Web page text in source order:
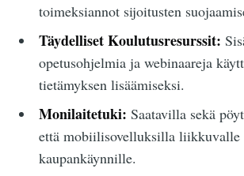
toimeksiannot sijoitusten
Täydelliset Koulutusresurssit:
opetusohjelmia ja webinaareja
tietämyksen lisäämiseksi.
Monilaitetuki: Saatavilla sekä
että mobiilisovelluksilla liikkuvalle
kaupankäynnille.